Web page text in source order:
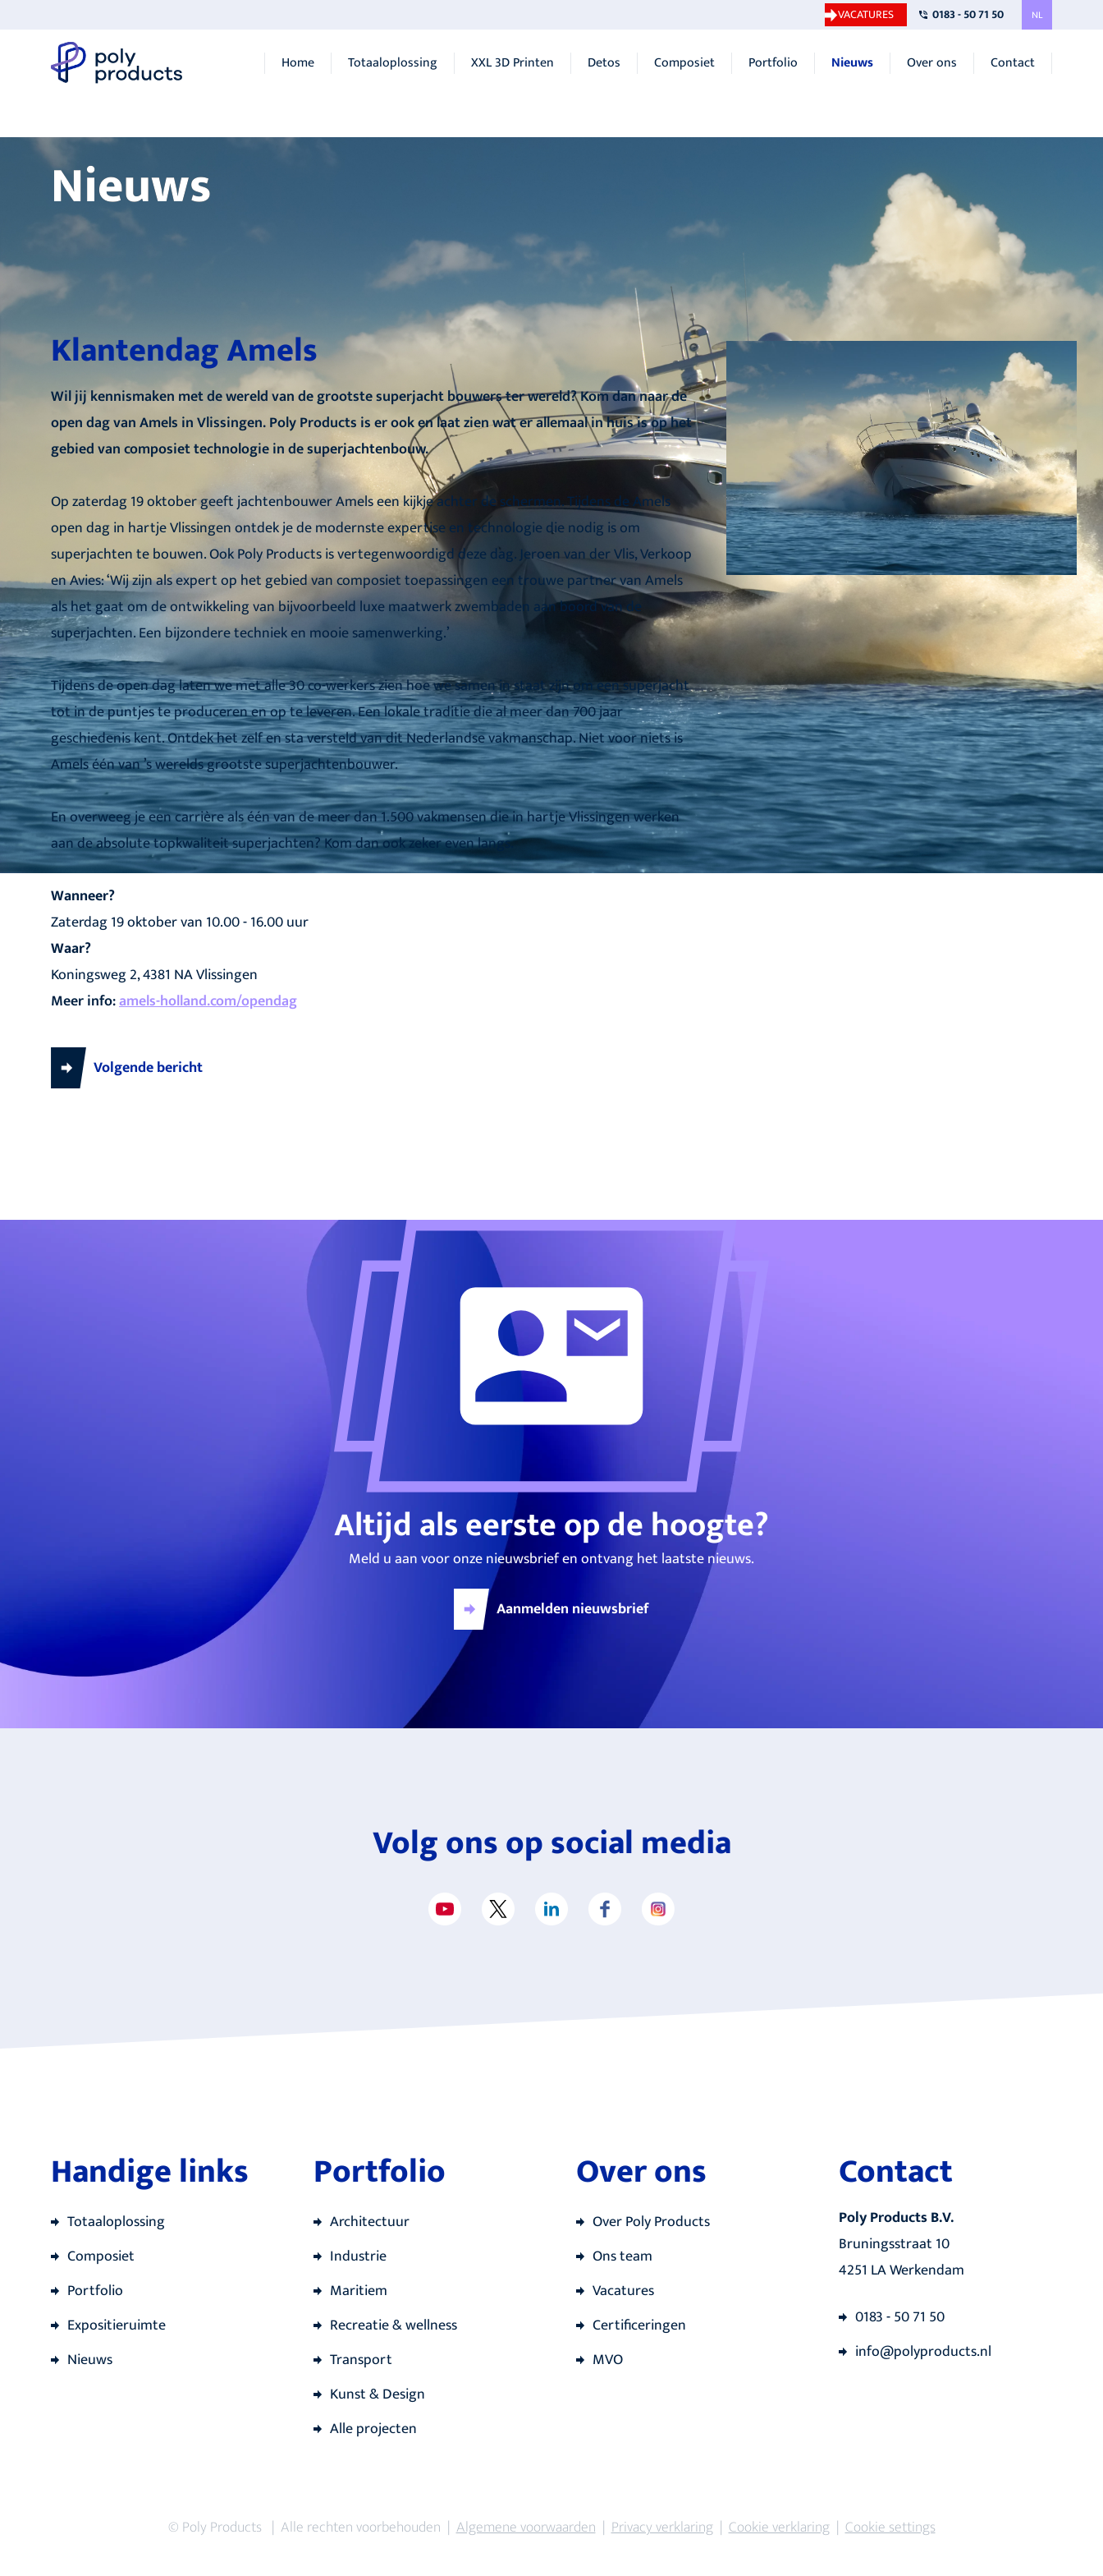
VACATURES 0183 - 50 71 50 NL
Home Totaaloplossing XXL 3D Printen Detos Composiet Portfolio Nieuws Over ons Contact
Nieuws
Klantendag Amels
Wil jij kennismaken met de wereld van de grootste superjacht bouwers ter wereld? Kom dan naar de
open dag van Amels in Vlissingen. Poly Products is er ook en laat zien wat er allemaal in huis is op het
gebied van composiet technologie in de superjachtenbouw.
Op zaterdag 19 oktober geeft jachtenbouwer Amels een kijkje achter de schermen. Tijdens de Amels
open dag in hartje Vlissingen ontdek je de modernste expertise en technologie die nodig is om
superjachten te bouwen. Ook Poly Products is vertegenwoordigd deze dag. Jeroen van der Vlis, Verkoop
en Avies: ‘Wij zijn als expert op het gebied van composiet toepassingen een trouwe partner van Amels
als het gaat om de ontwikkeling van bijvoorbeeld luxe maatwerk zwembaden aan boord van de
superjachten. Een bijzondere techniek en mooie samenwerking.’
Tijdens de open dag laten we met alle 30 co-werkers zien hoe we samen in staat zijn om een superjacht
tot in de puntjes te produceren en op te leveren. Een lokale traditie die al meer dan 700 jaar
geschiedenis kent. Ontdek het zelf en sta versteld van dit Nederlandse vakmanschap. Niet voor niets is
Amels één van ’s werelds grootste superjachtenbouwer.
En overweeg je een carrière als één van de meer dan 1.500 vakmensen die in hartje Vlissingen werken
aan de absolute topkwaliteit superjachten? Kom dan ook zeker even langs.
Wanneer?
Zaterdag 19 oktober van 10.00 - 16.00 uur
Waar?
Koningsweg 2, 4381 NA Vlissingen
Meer info:amels-holland.com/opendag
Volgende bericht
Altijd als eerste op de hoogte?
Meld u aan voor onze nieuwsbrief en ontvang het laatste nieuws.
Aanmelden nieuwsbrief
Volg ons op social media
Handige links
Totaaloplossing
Composiet
Portfolio
Expositieruimte
Nieuws
Portfolio
Architectuur
Industrie
Maritiem
Recreatie & wellness
Transport
Kunst & Design
Alle projecten
Over ons
Over Poly Products
Ons team
Vacatures
Certificeringen
MVO
Contact
Poly Products B.V.
Bruningsstraat 10
4251 LA Werkendam
0183 - 50 71 50
info@polyproducts.nl
© Poly Products | Alle rechten voorbehouden |Algemene voorwaarden|Privacy verklaring|Cookie verklaring|Cookie settings